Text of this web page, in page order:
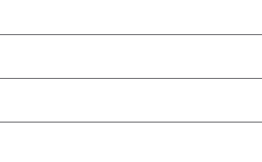
Castilla y León
Basilicata